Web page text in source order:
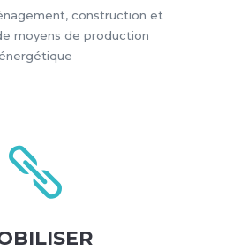
construction et
moyens de production
